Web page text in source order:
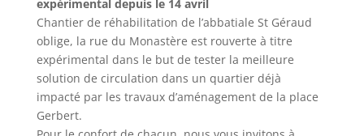
expérimental depuis le 14 avril
Chantier de réhabilitation de l’abbatiale St Géraud
oblige, la rue du Monastère est rouverte à titre
expérimental dans le but de tester la meilleure
solution de circulation dans un quartier déjà
impacté par les travaux d’aménagement de la place
Gerbert.